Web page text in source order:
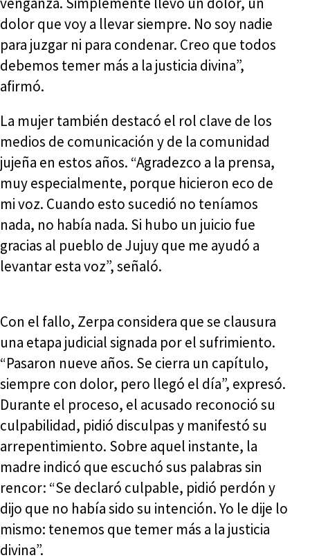
dolor que voy a llevar siempre. No soy nadie
para juzgar ni para condenar. Creo que todos
debemos temer más a la justicia divina”,
afirmó.
La mujer también destacó el rol clave de los
medios de comunicación y de la comunidad
jujeña en estos años. “Agradezco a la prensa,
muy especialmente, porque hicieron eco de
mi voz. Cuando esto sucedió no teníamos
nada, no había nada. Si hubo un juicio fue
gracias al pueblo de Jujuy que me ayudó a
levantar esta voz”, señaló.
Con el fallo, Zerpa considera que se clausura
una etapa judicial signada por el sufrimiento.
“Pasaron nueve años. Se cierra un capítulo,
siempre con dolor, pero llegó el día”, expresó.
Durante el proceso, el acusado reconoció su
culpabilidad, pidió disculpas y manifestó su
arrepentimiento. Sobre aquel instante, la
madre indicó que escuchó sus palabras sin
rencor: “Se declaró culpable, pidió perdón y
dijo que no había sido su intención. Yo le dije lo
mismo: tenemos que temer más a la justicia
divina”.